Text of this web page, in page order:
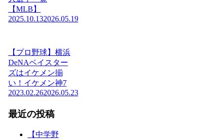
【MLB】
2025.10.132026.05.19
【プロ野球】横浜
DeNAベイスター
ズはイケメン揃
い！イケメン神7
2023.02.262026.05.23
最近の投稿
【中学野